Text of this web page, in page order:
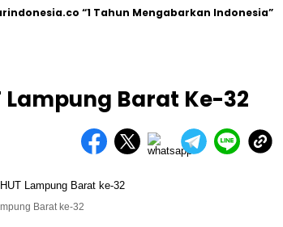
“1 Tahun Mengabarkan Indonesia”
Barat Ke-32
Barat ke-32